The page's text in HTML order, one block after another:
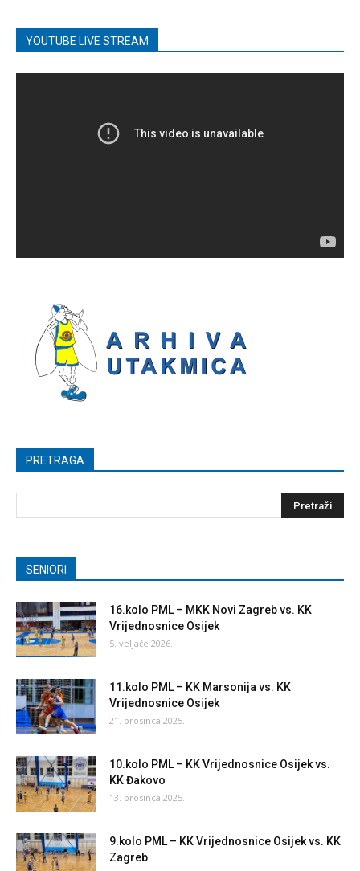
YOUTUBE LIVE STREAM
PRETRAGA
SENIORI
16.kolo PML – MKK Novi Zagreb vs. KK
Vrijednosnice Osijek
5. veljače 2026.
11.kolo PML – KK Marsonija vs. KK
Vrijednosnice Osijek
21. prosinca 2025.
10.kolo PML – KK Vrijednosnice Osijek vs.
KK Đakovo
13. prosinca 2025.
9.kolo PML – KK Vrijednosnice Osijek vs. KK
Zagreb